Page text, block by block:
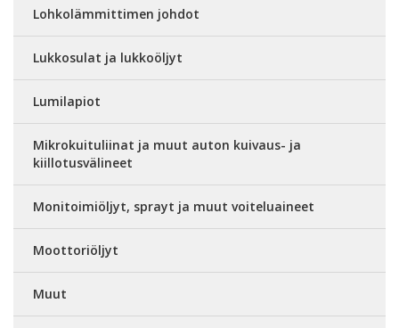
Lohkolämmittimen johdot
Lukkosulat ja lukkoöljyt
Lumilapiot
Mikrokuituliinat ja muut auton kuivaus- ja
kiillotusvälineet
Monitoimiöljyt, sprayt ja muut voiteluaineet
Moottoriöljyt
Muut